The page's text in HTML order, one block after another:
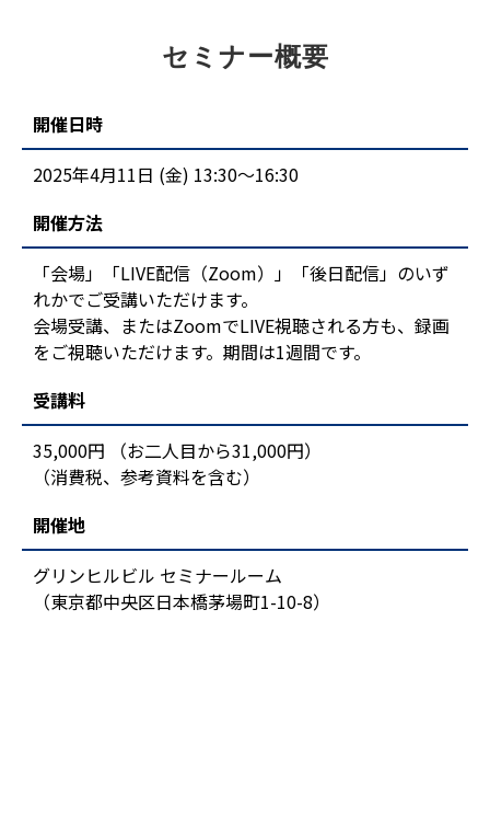
セミナー概要
開催日時
2025年4月11日 (金) 13:30〜16:30
開催方法
「会場」「LIVE配信（Zoom）」「後日配信」のいず
れかでご受講いただけます。
会場受講、またはZoomでLIVE視聴される方も、録画
をご視聴いただけます。期間は1週間です。
受講料
35,000円 （お二人目から31,000円）
（消費税、参考資料を含む）
開催地
グリンヒルビル セミナールーム
（東京都中央区日本橋茅場町1-10-8）